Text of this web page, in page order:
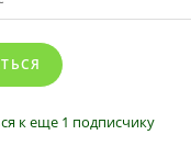
к еще 1 подписчику